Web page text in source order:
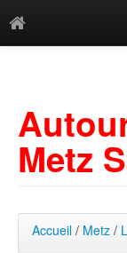
Mots-clés
Metz
Accueil / Metz /